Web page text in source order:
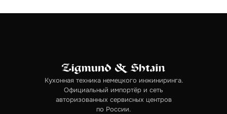
Кухонная техника немецкого инжиниринга.
Официальный импортёр и сеть
авторизованных сервисных центров
по России.